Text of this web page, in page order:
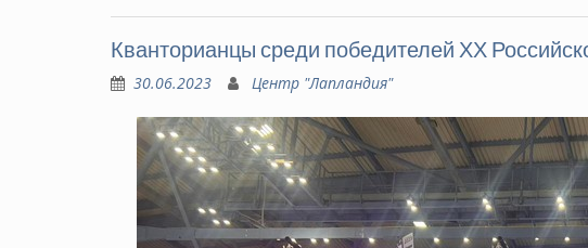
Кванторианцы среди победителей ХХ
30.06.2023 Центр "Лапландия"